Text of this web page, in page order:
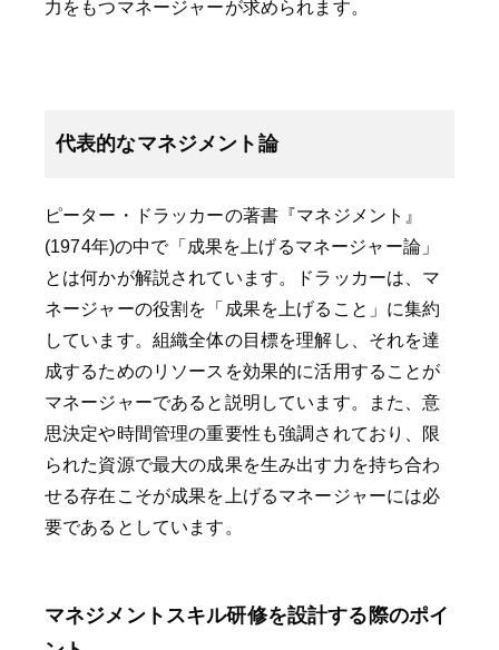
力をもつマネージャーが求められます。
代表的なマネジメント論
ピーター・ドラッカーの著書『マネジメント』
(1974年)の中で「成果を上げるマネージャー論」
とは何かが解説されています。ドラッカーは、マ
ネージャーの役割を「成果を上げること」に集約
しています。組織全体の目標を理解し、それを達
成するためのリソースを効果的に活用することが
マネージャーであると説明しています。また、意
思決定や時間管理の重要性も強調されており、限
られた資源で最大の成果を生み出す力を持ち合わ
せる存在こそが成果を上げるマネージャーには必
要であるとしています。
マネジメントスキル研修を設計する際のポイ